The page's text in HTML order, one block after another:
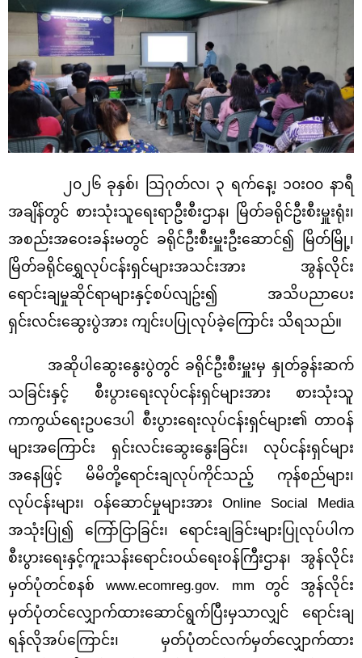
၂၀၂၆ ခုနှစ်၊ သြဂုတ်လ၊ ၃ ရက်နေ့၊ ၁၀း၀၀ နာရီ
အချိန်တွင် စားသုံးသူရေးရာဦးစီးဌာန၊ မြိတ်ခရိုင်ဦးစီးမှူးရုံး၊
အစည်းအဝေးခန်းမတွင် ခရိုင်ဦးစီးမှူးဦးဆောင်၍ မြိတ်မြို့၊
မြိတ်ခရိုင်ရွှေလုပ်ငန်းရှင်များအသင်းအား အွန်လိုင်း
ရောင်းချမှုဆိုင်ရာများနှင့်စပ်လျဥ်း၍ အသိပညာပေး
ရှင်းလင်းဆွေးပွဲအား ကျင်းပပြုလုပ်ခဲ့ကြောင်း သိရသည်။
အဆိုပါဆွေးနွေးပွဲတွင် ခရိုင်ဦးစီးမှူးမှ နှုတ်ခွန်းဆက်
သခြင်းနှင့် စီးပွားရေးလုပ်ငန်းရှင်များအား စားသုံးသူ
ကာကွယ်ရေးဥပဒေပါ စီးပွားရေးလုပ်ငန်းရှင်များ၏ တာဝန်
များအကြောင်း ရှင်းလင်းဆွေးနွေးခြင်း၊ လုပ်ငန်းရှင်များ
အနေဖြင့် မိမိတို့ရောင်းချလုပ်ကိုင်သည့် ကုန်စည်များ၊
လုပ်ငန်းများ၊ ဝန်ဆောင်မှုများအား Online Social Media
အသုံးပြု၍ ကြော်ငြာခြင်း၊ ရောင်းချခြင်းများပြုလုပ်ပါက
စီးပွားရေးနှင့်ကူးသန်းရောင်းဝယ်ရေးဝန်ကြီးဌာန၊ အွန်လိုင်း
မှတ်ပုံတင်စနစ် www.ecomreg.gov. mm
တွင် အွန်လိုင်း
မှတ်ပုံတင်လျှောက်ထားဆောင်ရွက်ပြီးမှသာလျှင် ရောင်းချ
ရန်လိုအပ်ကြောင်း၊ မှတ်ပုံတင်လက်မှတ်လျှောက်ထား